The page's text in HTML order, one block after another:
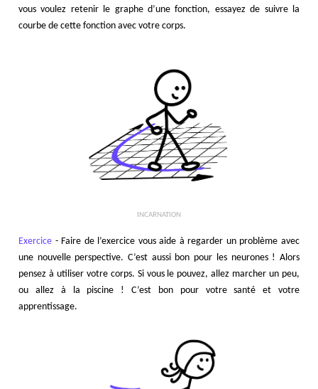
vous voulez retenir le graphe d’une fonction, essayez de suivre la
courbe de cette fonction avec votre corps.
INCARNATION
Exercice - Faire de l’exercice vous aide à regarder un problème avec
une nouvelle perspective. C’est aussi bon pour les neurones ! Alors
pensez à utiliser votre corps. Si vous le pouvez, allez marcher un peu,
ou allez à la piscine ! C’est bon pour votre santé et votre
apprentissage.